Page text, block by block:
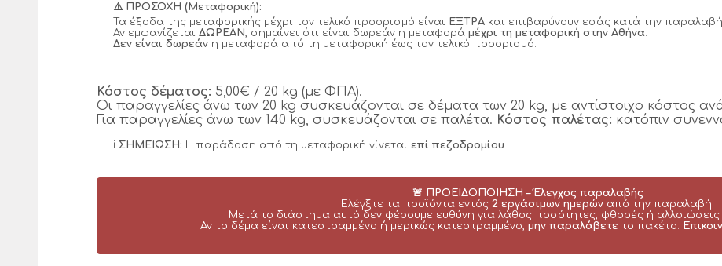
⚠️ ΠΡΟΣΟΧΗ (Μεταφορική):
Τα έξοδα της μεταφορικής μέχρι τον τελικό προορισμό είναι ΕΞΤΡΑ και επιβαρύνουν εσάς κατά την
Αν εμφανίζεταιΔΩΡΕΑΝ, σημαίνει ότι είναι δωρεάν η μεταφοράμέχρι τη μεταφορική στην Αθήνα.
Δεν είναι δωρεάν η μεταφορά από τη μεταφορική έως τον τελικό προορισμό.
Κόστος δέματος: 5,00€ / 20 kg (με ΦΠΑ).
Οι παραγγελίες άνω των 20 kg συσκευάζονται σε δέματα των 20 kg, με αντίστοιχο κόστος
Για παραγγελίες άνω των 140 kg, συσκευάζονται σε παλέτα. Κόστος παλέτας: κατόπιν
ℹ️ ΣΗΜΕΙΩΣΗ: Η παράδοση από τη μεταφορική γίνεταιεπί πεζοδρομίου.
🚨 ΠΡΟΕΙΔΟΠΟΙΗΣΗ – Έλεγχος παραλαβής
Ελέγξτε τα προϊόντα εντός2 εργάσιμων ημερών από την παραλαβή.
Μετά το διάστημα αυτό δεν φέρουμε ευθύνη για λάθος ποσότητες, φθορές ή
Αν το δέμα είναι κατεστραμμένο ή μερικώς κατεστραμμένο, μην παραλάβετε το πακέτο.